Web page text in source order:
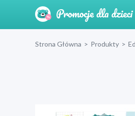
Strona Główna > Produkty >